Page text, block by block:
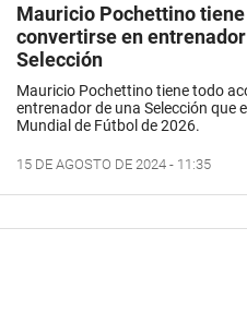
Mauricio Pochettino
convertirse en
Selección
Mauricio Pochettino tiene todo
entrenador de una Selección que
Mundial de Fútbol de 2026.
15 DE AGOSTO DE 2024 - 11:35